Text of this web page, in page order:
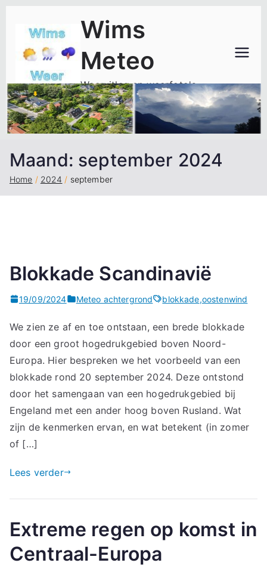
inhoud
Wims
Meteo
Weeruitleg en weerfoto's
Maand: september 2024
Home 2024 september
Blokkade Scandinavië
19/09/2024 Meteo achtergrond blokkade,oostenwind
We zien ze af en toe ontstaan, een brede blokkade
door een groot hogedrukgebied boven Noord-
Europa. Hier bespreken we het voorbeeld van een
blokkade rond 20 september 2024. Deze ontstond
door het samengaan van een hogedrukgebied bij
Engeland met een ander hoog boven Rusland. Wat
zijn de kenmerken ervan, en wat betekent (in zomer
of […]
Lees verder
Extreme regen op komst in
Centraal-Europa